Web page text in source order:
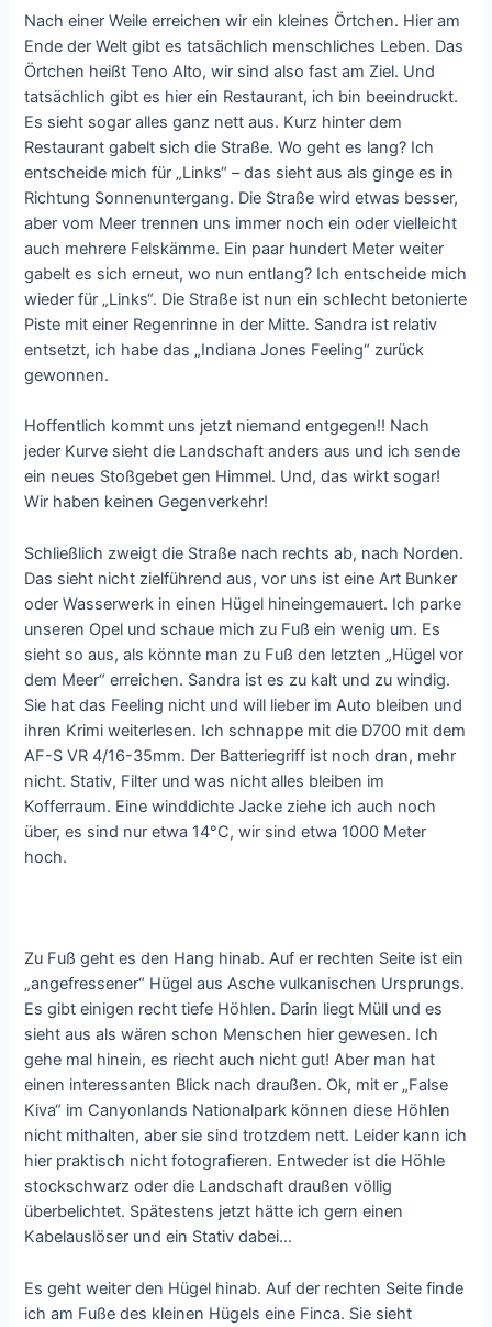
Nach einer Weile erreichen wir ein kleines Örtchen. Hier am
Ende der Welt gibt es tatsächlich menschliches Leben. Das
Örtchen heißt Teno Alto, wir sind also fast am Ziel. Und
tatsächlich gibt es hier ein Restaurant, ich bin beeindruckt.
Es sieht sogar alles ganz nett aus. Kurz hinter dem
Restaurant gabelt sich die Straße. Wo geht es lang? Ich
entscheide mich für „Links“ – das sieht aus als ginge es in
Richtung Sonnenuntergang. Die Straße wird etwas besser,
aber vom Meer trennen uns immer noch ein oder vielleicht
auch mehrere Felskämme. Ein paar hundert Meter weiter
gabelt es sich erneut, wo nun entlang? Ich entscheide mich
wieder für „Links“. Die Straße ist nun ein schlecht betonierte
Piste mit einer Regenrinne in der Mitte. Sandra ist relativ
entsetzt, ich habe das „Indiana Jones Feeling“ zurück
gewonnen.
Hoffentlich kommt uns jetzt niemand entgegen!! Nach
jeder Kurve sieht die Landschaft anders aus und ich sende
ein neues Stoßgebet gen Himmel. Und, das wirkt sogar!
Wir haben keinen Gegenverkehr!
Schließlich zweigt die Straße nach rechts ab, nach Norden.
Das sieht nicht zielführend aus, vor uns ist eine Art Bunker
oder Wasserwerk in einen Hügel hineingemauert. Ich parke
unseren Opel und schaue mich zu Fuß ein wenig um. Es
sieht so aus, als könnte man zu Fuß den letzten „Hügel vor
dem Meer“ erreichen. Sandra ist es zu kalt und zu windig.
Sie hat das Feeling nicht und will lieber im Auto bleiben und
ihren Krimi weiterlesen. Ich schnappe mit die D700 mit dem
AF-S VR 4/16-35mm. Der Batteriegriff ist noch dran, mehr
nicht. Stativ, Filter und was nicht alles bleiben im
Kofferraum. Eine winddichte Jacke ziehe ich auch noch
über, es sind nur etwa 14°C, wir sind etwa 1000 Meter
hoch.
Zu Fuß geht es den Hang hinab. Auf er rechten Seite ist ein
„angefressener“ Hügel aus Asche vulkanischen Ursprungs.
Es gibt einigen recht tiefe Höhlen. Darin liegt Müll und es
sieht aus als wären schon Menschen hier gewesen. Ich
gehe mal hinein, es riecht auch nicht gut! Aber man hat
einen interessanten Blick nach draußen. Ok, mit er „False
Kiva“ im Canyonlands Nationalpark können diese Höhlen
nicht mithalten, aber sie sind trotzdem nett. Leider kann ich
hier praktisch nicht fotografieren. Entweder ist die Höhle
stockschwarz oder die Landschaft draußen völlig
überbelichtet. Spätestens jetzt hätte ich gern einen
Kabelauslöser und ein Stativ dabei…
Es geht weiter den Hügel hinab. Auf der rechten Seite finde
ich am Fuße des kleinen Hügels eine Finca. Sie sieht